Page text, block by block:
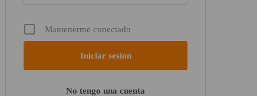
Mantenerme conectado
No tengo una cuenta